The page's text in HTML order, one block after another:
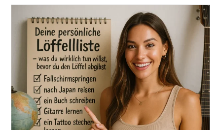
Präzise
Ist
Schnell!
Was
Du
Von
Einer
Schnecke
Lernen
Kannst…